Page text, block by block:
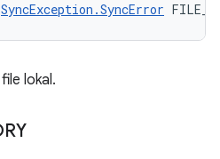
SyncException.SyncError
lokal.